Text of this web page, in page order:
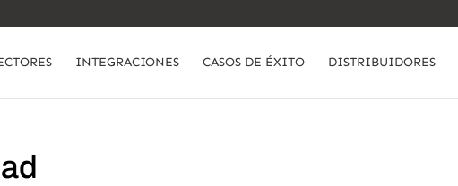
INTEGRACIONES CASOS DE ÉXITO DISTRIBUIDORES